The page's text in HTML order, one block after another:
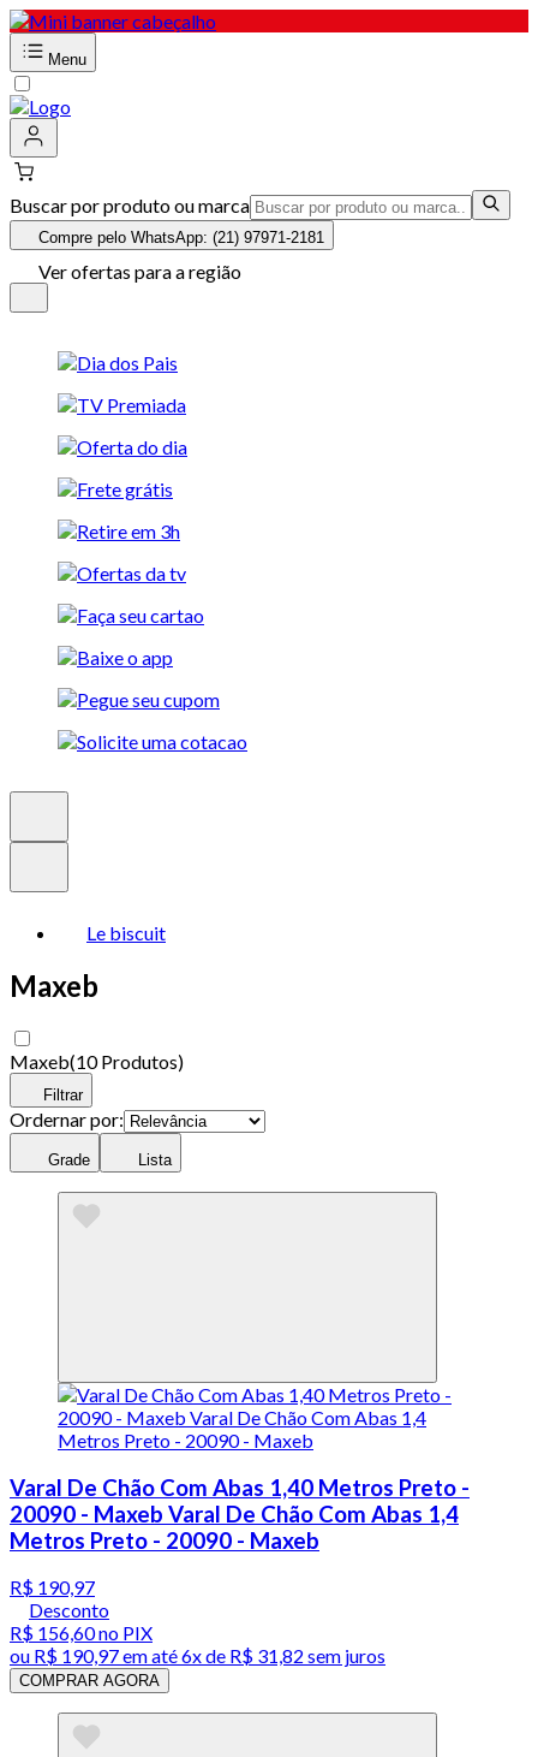
Menu
Buscar por produto ou marca
Compre pelo WhatsApp: (21) 97971-2181
Ver ofertas para a região
Le biscuit
Maxeb
Maxeb(10 Produtos)
Filtrar
Ordernar por:
Grade Lista
Varal De Chão Com Abas 1,40 Metros Preto -
20090 - Maxeb Varal De Chão Com Abas 1,4
Metros Preto - 20090 - Maxeb
R$ 190,97
Desconto
R$ 156,60no PIX
ou R$ 190,97em até6x de R$ 31,82 sem juros
COMPRAR AGORA